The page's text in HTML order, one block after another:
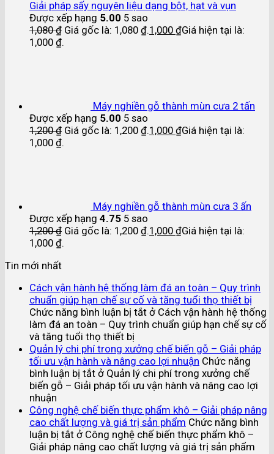
Giải pháp sấy nguyên liệu dạng bột, hạt và vụn
Được xếp hạng 5.00 5 sao
1,080₫ Giá gốc là: 1,080 ₫.1,000 ₫Giá hiện tại là:
1,000 ₫.
Máy nghiền gỗ thành mùn cưa 2 tấn
Được xếp hạng 5.00 5 sao
1,200₫ Giá gốc là: 1,200 ₫.1,000 ₫Giá hiện tại là:
1,000 ₫.
Máy nghiền gỗ thành mùn cưa 3 ấn
Được xếp hạng 4.75 5 sao
1,200₫ Giá gốc là: 1,200 ₫.1,000 ₫Giá hiện tại là:
1,000 ₫.
Tin mới nhất
Cách vận hành hệ thống làm đá an toàn – Quy trình
chuẩn giúp hạn chế sự cố và tăng tuổi thọ thiết bị
Chức năng bình luận bị tắt ở Cách vận hành hệ thống
làm đá an toàn – Quy trình chuẩn giúp hạn chế sự cố
và tăng tuổi thọ thiết bị
Quản lý chi phí trong xưởng chế biến gỗ – Giải pháp
tối ưu vận hành và nâng cao lợi nhuận Chức năng
bình luận bị tắt ở Quản lý chi phí trong xưởng chế
biến gỗ – Giải pháp tối ưu vận hành và nâng cao lợi
nhuận
Công nghệ chế biến thực phẩm khô – Giải pháp nâng
cao chất lượng và giá trị sản phẩm Chức năng bình
luận bị tắt ở Công nghệ chế biến thực phẩm khô –
Giải pháp nâng cao chất lượng và giá trị sản phẩm